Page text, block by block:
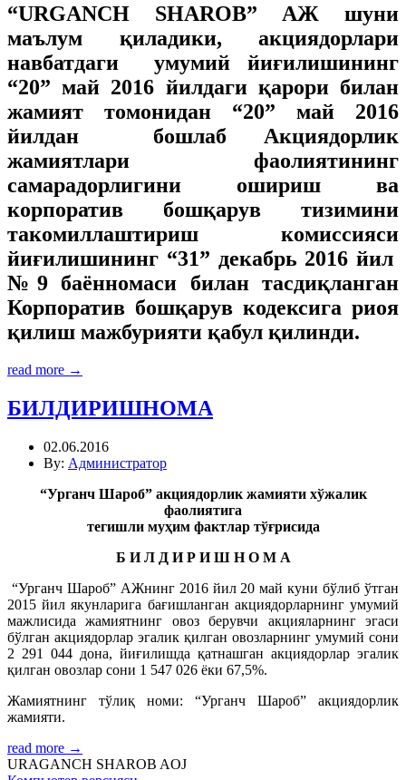
“URGANCH SHAROB” АЖ шуни
маълум қиладики, акциядорлари
навбатдаги умумий йиғилишининг
“20” май 2016 йилдаги қарори билан
жамият томонидан “20” май 2016
йилдан бошлаб Акциядорлик
жамиятлари фаолиятининг
самарадорлигини ошириш ва
корпоратив бошқарув тизимини
такомиллаштириш комиссияси
йиғилишининг “31” декабрь 2016 йил
№9 баённомаси билан тасдиқланган
Корпоратив бошқарув кодексига риоя
қилиш мажбурияти қабул қилинди.
read more →
БИЛДИРИШНОМА
02.06.2016
By: Администратор
“Урганч Шароб” акциядорлик жамияти хўжалик
фаолиятига
тегишли муҳим фактлар тўғрисида
Б И Л Д И Р И Ш Н О М А
“Урганч Шароб” АЖнинг 2016 йил 20 май куни бўлиб ўтган
2015 йил якунларига бағишланган акциядорларнинг умумий
мажлисида жамиятнинг овоз берувчи акцияларнинг эгаси
бўлган акциядорлар эгалик қилган овозларнинг умумий сони
2 291 044 дона, йиғилишда қатнашган акциядорлар эгалик
қилган овозлар сони 1 547 026 ёки 67,5%.
Жамиятнинг тўлиқ номи: “Урганч Шароб” акциядорлик
жамияти.
read more →
URAGANCH SHAROB AOJ